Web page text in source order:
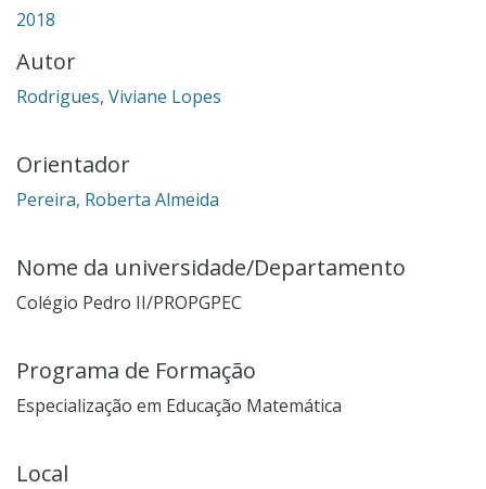
2018
Autor
Rodrigues, Viviane Lopes
Orientador
Pereira, Roberta Almeida
Nome da universidade/Departamento
Colégio Pedro II/PROPGPEC
Programa de Formação
Especialização em Educação Matemática
Local